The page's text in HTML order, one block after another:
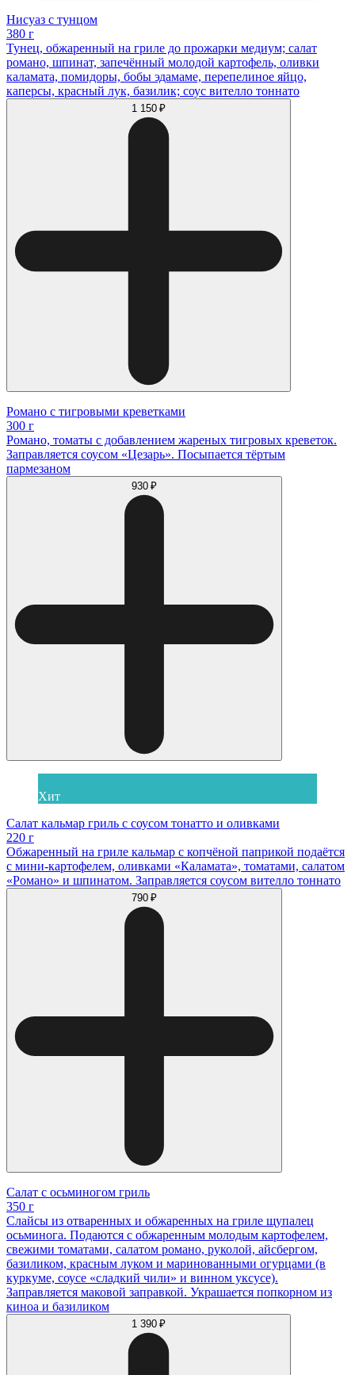
Нисуаз с тунцом
380 г
Тунец, обжаренный на гриле до прожарки медиум; салат
романо, шпинат, запечённый молодой картофель, оливки
каламата, помидоры, бобы эдамаме, перепелиное яйцо,
каперсы, красный лук, базилик; соус вителло тоннато
1 150 ₽
Романо с тигровыми креветками
300 г
Романо, томаты с добавлением жареных тигровых креветок.
Заправляется соусом «Цезарь». Посыпается тёртым
пармезаном
930 ₽
Хит
Салат кальмар гриль с соусом тонатто и оливками
220 г
Обжаренный на гриле кальмар с копчёной паприкой подаётся
с мини-картофелем, оливками «Каламата», томатами, салатом
«Романо» и шпинатом. Заправляется соусом вителло тоннато
790 ₽
Салат с осьминогом гриль
350 г
Слайсы из отваренных и обжаренных на гриле щупалец
осьминога. Подаются с обжаренным молодым картофелем,
свежими томатами, салатом романо, руколой, айсбергом,
базиликом, красным луком и маринованными огурцами (в
куркуме, соусе «сладкий чили» и винном уксусе).
Заправляется маковой заправкой. Украшается попкорном из
киноа и базиликом
1 390 ₽